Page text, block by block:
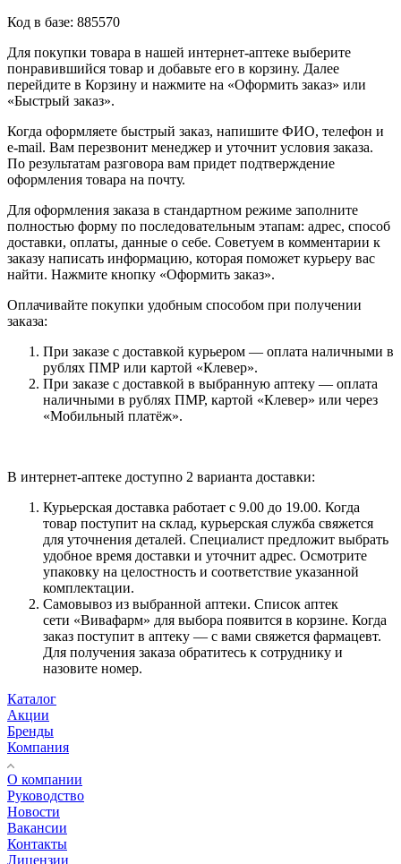
Код в базе: 885570
Для покупки товара в нашей интернет-аптеке выберите
понравившийся товар и добавьте его в корзину. Далее
перейдите в Корзину и нажмите на «Оформить заказ» или
«Быстрый заказ».
Когда оформляете быстрый заказ, напишите ФИО, телефон и
e-mail. Вам перезвонит менеджер и уточнит условия заказа.
По результатам разговора вам придет подтверждение
оформления товара на почту.
Для оформления заказа в стандартном режиме заполните
полностью форму по последовательным этапам: адрес, способ
доставки, оплаты, данные о себе. Советуем в комментарии к
заказу написать информацию, которая поможет курьеру вас
найти. Нажмите кнопку «Оформить заказ».
Оплачивайте покупки удобным способом при получении
заказа:
При заказе с доставкой курьером — оплата наличными в
рублях ПМР или картой «Клевер».
При заказе с доставкой в выбранную аптеку — оплата
наличными в рублях ПМР, картой «Клевер» или через
«Мобильный платёж».
В интернет-аптеке доступно 2 варианта доставки:
Курьерская доставка работает с 9.00 до 19.00. Когда
товар поступит на склад, курьерская служба свяжется
для уточнения деталей. Специалист предложит выбрать
удобное время доставки и уточнит адрес. Осмотрите
упаковку на целостность и соответствие указанной
комплектации.
Самовывоз из выбранной аптеки. Список аптек
сети «Вивафарм» для выбора появится в корзине. Когда
заказ поступит в аптеку — с вами свяжется фармацевт.
Для получения заказа обратитесь к сотруднику и
назовите номер.
Каталог
Акции
Бренды
Компания
О компании
Руководство
Новости
Вакансии
Контакты
Лицензии